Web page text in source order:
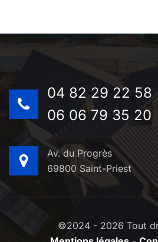
04 82 29 22 58
06 06 79 35 20
Av. du Progrès
69800 Saint-Priest
©2024 - 2026 Tout